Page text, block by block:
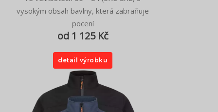
vysokým obsah bavlny, která zabraňuje
pocení
od 1 125 Kč
detail výrobku